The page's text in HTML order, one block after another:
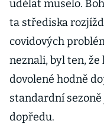
udělat muselo.
ta střediska
covidových
neznali, byl ten,
dovolené hodně
standardní
dopředu.